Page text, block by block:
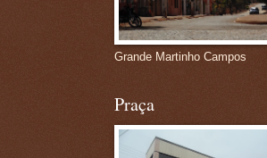
Grande Martinho Campos
Praça